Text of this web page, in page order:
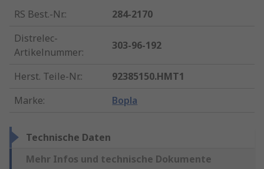
RS Best.-Nr.:
284-2170
Distrelec-
Artikelnummer:
303-96-192
Herst. Teile-Nr.:
92385150.HMT1
Marke: Bopla
Technische Daten
Mehr Infos und technische Dokumente